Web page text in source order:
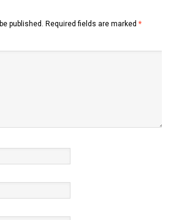
published. Required fields are marked *